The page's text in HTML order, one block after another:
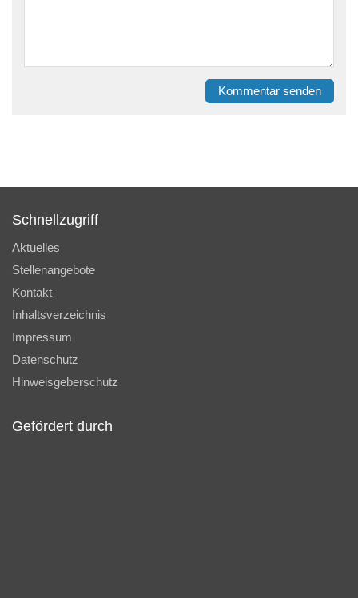
Kommentar senden
Schnellzugriff
Aktuelles
Stellenangebote
Kontakt
Inhaltsverzeichnis
Impressum
Datenschutz
Hinweisgeberschutz
Gefördert durch